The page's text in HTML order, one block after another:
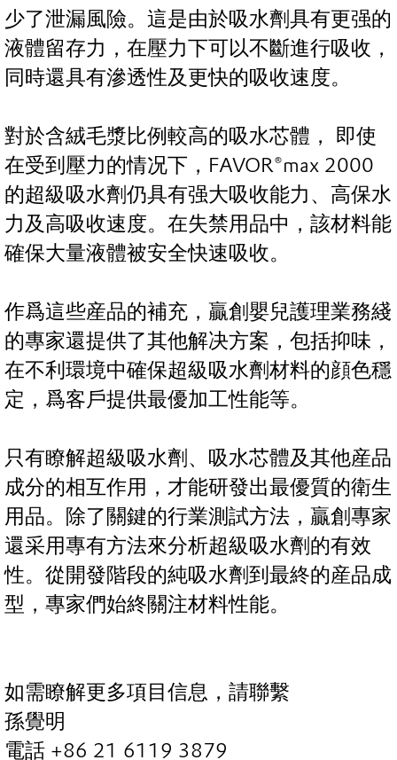
少了泄漏風險。這是由於吸水劑具有更强的
液體留存力，在壓力下可以不斷進行吸收，
同時還具有滲透性及更快的吸收速度。
對於含絨毛漿比例較高的吸水芯體， 即使
在受到壓力的情况下，FAVOR®max 2000
的超級吸水劑仍具有强大吸收能力、高保水
力及高吸收速度。在失禁用品中，該材料能
確保大量液體被安全快速吸收。
作爲這些産品的補充，贏創嬰兒護理業務綫
的專家還提供了其他解决方案，包括抑味，
在不利環境中確保超級吸水劑材料的顔色穩
定，爲客戶提供最優加工性能等。
只有瞭解超級吸水劑、吸水芯體及其他産品
成分的相互作用，才能研發出最優質的衛生
用品。除了關鍵的行業測試方法，贏創專家
還采用專有方法來分析超級吸水劑的有效
性。從開發階段的純吸水劑到最終的産品成
型，專家們始終關注材料性能。
如需瞭解更多項目信息，請聯繫
孫覺明
電話 +86 21 6119 3879